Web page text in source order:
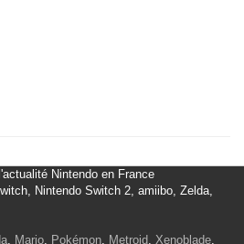
Nintendo en France
Nintendo Switch 2, amiibo, Zelda,
, Mario, Pokémon, Metroid, Xenoblade,